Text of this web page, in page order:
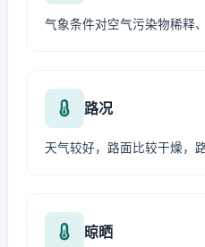
气象条件对空气污染物稀释
路况
天气较好，路面比较干燥，
晾晒